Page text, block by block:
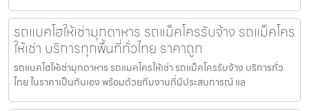
รถแบคโฮให้เช่ามุกดาหาร รถแม็คโครรับจ้าง รถแม็คโคร
ให้เช่า บริการทุกพื้นที่ทั่วไทย ราคาถูก
รถแบคโฮให้เช่ามุกดาหาร รถแมคโครให้เช่า รถแม็คโครรับจ้าง บริการทั่ว
ไทย ในราคาเป็นกันเอง พร้อมด้วยทีมงานที่มีประสบการณ์ แล